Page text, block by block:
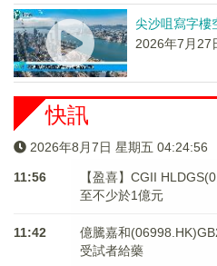
尖沙咀寫字樓
2026年7月27
快訊
2026年8月7日 星期五 04:24:56
11:56
【盈喜】CGII
至不少於1億元
11:42
億騰嘉和
受試者給藥